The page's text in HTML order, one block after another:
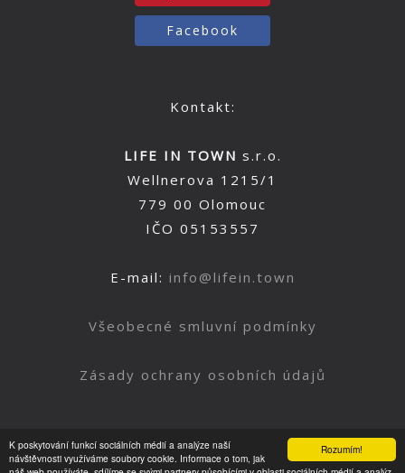
Rozumím!
K poskytování funkcí sociálních médií a analýze naší
návštěvnosti využíváme soubory cookie. Informace o tom, jak
Facebook
Kontakt:
LIFE IN TOWN s.r.o.
Wellnerova 1215/1
779 00 Olomouc
IČO 05153557
E-mail: info@lifein.town
Všeobecné smluvní podmínky
Zásady ochrany osobních údajů
Nahoru